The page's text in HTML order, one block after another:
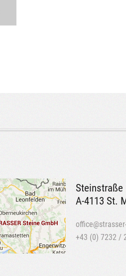
Steinstraße
A-4113 St.
+43 (0) 7232 /